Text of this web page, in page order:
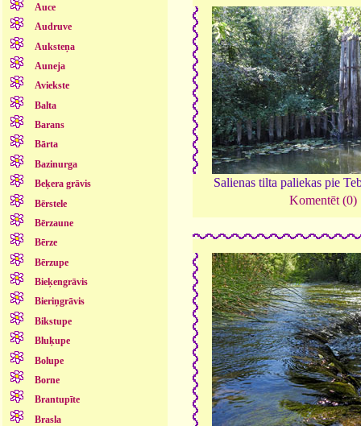
Auce
Audruve
Auksteņa
Auneja
Aviekste
Balta
Barans
Bārta
Bazinurga
Beķera grāvis
Bērstele
Bērzaune
Bērze
Bērzupe
Bieķengrāvis
Bieriņgrāvis
Bikstupe
Bluķupe
Bolupe
Borne
Brantupīte
Brasla
Salienas tilta paliekas pie
Komentēt (0)